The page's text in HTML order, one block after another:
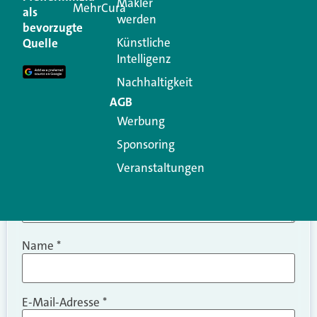
Ihre E-Mail-Adresse wird nicht veröffentlicht.
Erforderliche Felder sind mit
Kommentar
Name *
E-Mail-Adresse *
als
bevorzugte
Quelle
MehrCura
werden
Künstliche
Intelligenz
Nachhaltigkeit
AGB
Werbung
Sponsoring
Veranstaltungen